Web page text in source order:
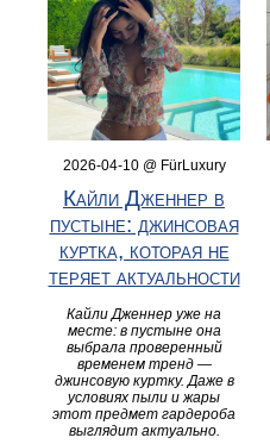
2026-04-10 @ FürLuxury
Кайли Дженнер в
пустыне: джинсовая
куртка, которая не
теряет актуальности
Кайли Дженнер уже на
месте: в пустыне она
выбрала проверенный
временем тренд —
джинсовую куртку. Даже в
условиях пыли и жары
этот предмет гардероба
выглядит актуально.